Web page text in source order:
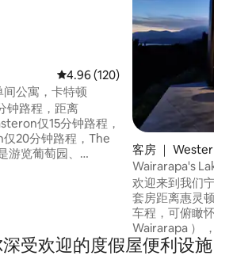
平均评分 4.96 分（满分 5 分），
4.96 (120)
公寓，卡特顿
钟路程，距离
仅15分钟路程，
20分钟路程，The
览葡萄园、
Carterton镇中心和
客房 ｜ Western
Wairarapa's
欢迎来到我们宁静的度
套房距离惠灵顿
车程，可俯瞰怀拉
Wairarapa ） ，
和湖景，包括您自
园，是逃离夜空和
受欢迎的度假屋便利设施